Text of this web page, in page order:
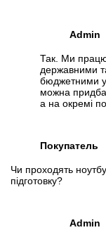
Admin
Так. Ми
державними
бюджетними
можна
а на окремі
Покупатель
Чи проходять
підготовку?
Admin